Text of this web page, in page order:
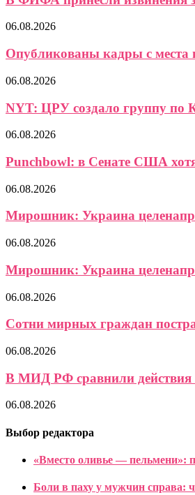
06.08.2026
Опубликованы кадры с места
06.08.2026
NYT: ЦРУ создало группу по
06.08.2026
Punchbowl: в Сенате США
06.08.2026
Мирошник: Украина
06.08.2026
Мирошник: Украина
06.08.2026
Сотни мирных граждан
06.08.2026
В МИД РФ сравнили действия
06.08.2026
Выбор редактора
«Вместо оливье — пельмени»:
Боли в паху у мужчин справа: